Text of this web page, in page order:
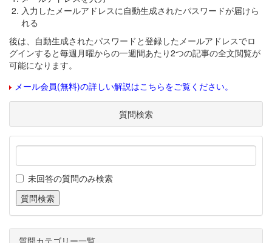
入力したメールアドレスに自動生成されたパスワードが届けら
れる
後は、自動生成されたパスワードと登録したメールアドレスでロ
グインすると毎週月曜からの一週間あたり2つの記事の全文閲覧が
可能になります。
メール会員(無料)の詳しい解説はこちらをご覧ください。
質問検索
未回答の質問のみ検索
質問カテゴリー一覧